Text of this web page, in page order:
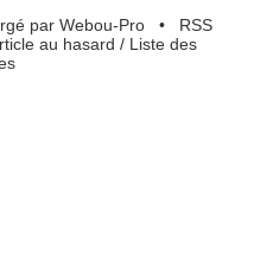
par Webou-Pro• RSS
au hasard / Liste des